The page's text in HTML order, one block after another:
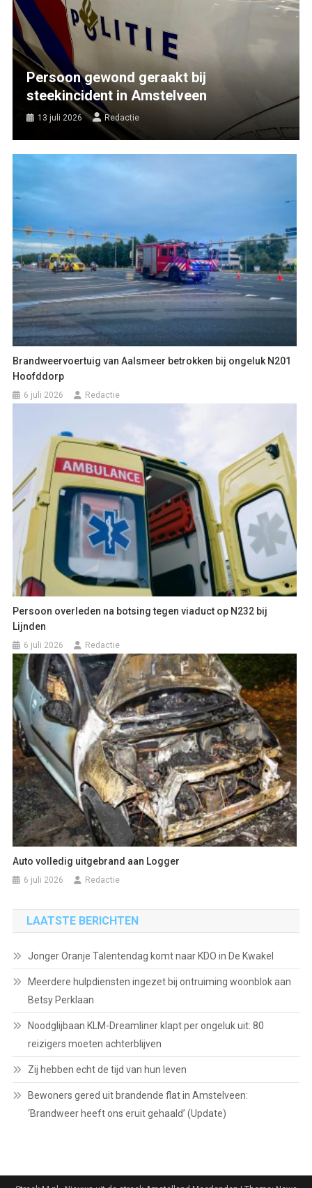
Persoon gewond geraakt bij
steekincident in Amstelveen
13 juli 2026 Redactie
Brandweervoertuig van Aalsmeer betrokken bij ongeluk N201
Hoofddorp
6 juli 2026 Redactie
Persoon overleden na botsing tegen viaduct op N232 bij
Lijnden
6 juli 2026 Redactie
Auto volledig uitgebrand aan Logger
6 juli 2026 Redactie
LAATSTE BERICHTEN
Jonger Oranje Talentendag komt naar KDO in De Kwakel
Meerdere hulpdiensten ingezet bij ontruiming woonblok aan
Betsy Perklaan
Noodglijbaan KLM-Dreamliner klapt per ongeluk uit: 80
reizigers moeten achterblijven
Zij hebben echt de tijd van hun leven
Bewoners gered uit brandende flat in Amstelveen:
‘Brandweer heeft ons eruit gehaald’ (Update)